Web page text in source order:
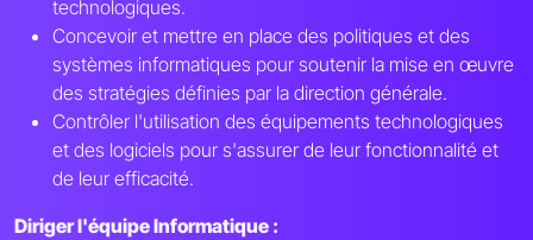
technologiques.
Concevoir et mettre en place des politiques et des
systèmes informatiques pour soutenir la mise en œuvre
des stratégies définies par la direction générale.
Contrôler l'utilisation des équipements technologiques
et des logiciels pour s'assurer de leur fonctionnalité et
de leur efficacité.
Diriger l'équipe Informatique :